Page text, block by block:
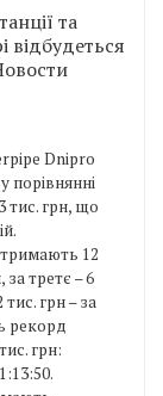
Dnipro
порівнянні
тис. грн, що
12
за третє – 6
тис. грн – за
рекорд
грн: